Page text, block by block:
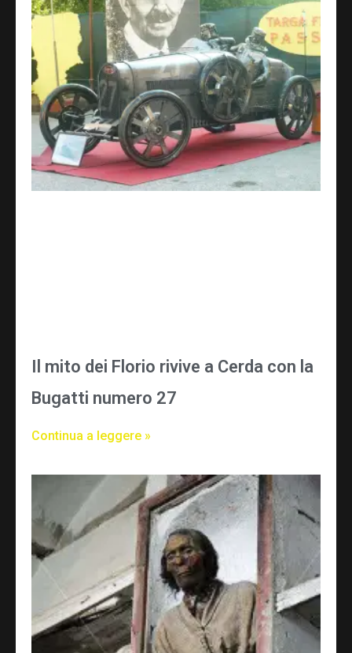
Il mito dei Florio rivive a Cerda con la
Bugatti numero 27
Continua a leggere »